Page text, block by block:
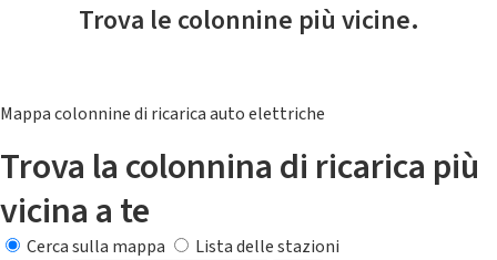
Trova le colonnine più vicine.
Mappa colonnine di ricarica auto elettriche
Trova la colonnina di ricarica più
vicina a te
Cerca sulla mappa
Lista delle stazioni